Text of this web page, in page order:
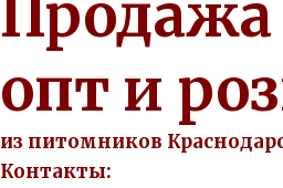
опт и
из питомников
Контакты: